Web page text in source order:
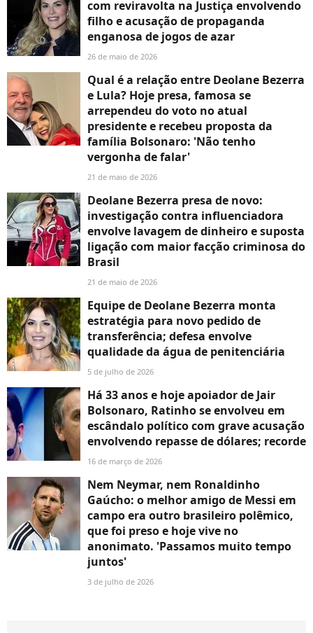
com reviravolta na Justiça envolvendo
filho e acusação de propaganda
enganosa de jogos de azar
26 de maio de 2026
Qual é a relação entre Deolane Bezerra
e Lula? Hoje presa, famosa se
arrependeu do voto no atual
presidente e recebeu proposta da
família Bolsonaro: 'Não tenho
vergonha de falar'
21 de maio de 2026
Deolane Bezerra presa de novo:
investigação contra influenciadora
envolve lavagem de dinheiro e suposta
ligação com maior facção criminosa do
Brasil
21 de maio de 2026
Equipe de Deolane Bezerra monta
estratégia para novo pedido de
transferência; defesa envolve
qualidade da água de penitenciária
5 de julho de 2026
Há 33 anos e hoje apoiador de Jair
Bolsonaro, Ratinho se envolveu em
escândalo político com grave acusação
envolvendo repasse de dólares; recorde
16 de março de 2026
Nem Neymar, nem Ronaldinho
Gaúcho: o melhor amigo de Messi em
campo era outro brasileiro polêmico,
que foi preso e hoje vive no
anonimato. 'Passamos muito tempo
juntos'
3 de julho de 2026